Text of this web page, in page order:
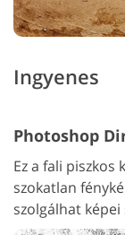
Ingyenes
Photoshop
Ez a fali piszkos
szokatlan
szolgálhat képei